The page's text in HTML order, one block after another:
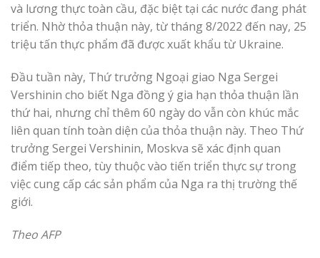
và lương thực toàn cầu, đặc biệt tại các nước đang phát
triển. Nhờ thỏa thuận này, từ tháng 8/2022 đến nay, 25
triệu tấn thực phẩm đã được xuất khẩu từ Ukraine.
Đầu tuần này, Thứ trưởng Ngoại giao Nga Sergei
Vershinin cho biết Nga đồng ý gia hạn thỏa thuận lần
thứ hai, nhưng chỉ thêm 60 ngày do vẫn còn khúc mắc
liên quan tính toàn diện của thỏa thuận này. Theo Thứ
trưởng Sergei Vershinin, Moskva sẽ xác định quan
điểm tiếp theo, tùy thuộc vào tiến triển thực sự trong
việc cung cấp các sản phẩm của Nga ra thị trường thế
giới.
Theo AFP